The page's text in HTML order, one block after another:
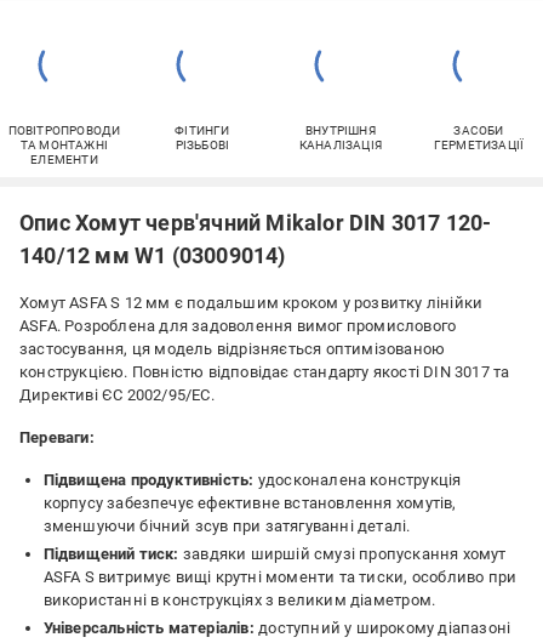
ПОВІТРОПРОВОДИ
ТА МОНТАЖНІ
ЕЛЕМЕНТИ
ФІТИНГИ
РІЗЬБОВІ
ВНУТРІШНЯ
КАНАЛІЗАЦІЯ
ЗАСОБИ
ГЕРМЕТИЗАЦІЇ
Опис Хомут черв'ячний Mikalor DIN 3017 120-
140/12 мм W1 (03009014)
Хомут ASFA S 12 мм є подальшим кроком у розвитку лінійки
ASFA. Розроблена для задоволення вимог промислового
застосування, ця модель відрізняється оптимізованою
конструкцією. Повністю відповідає стандарту якості DIN 3017 та
Директиві ЄС 2002/95/EC.
Переваги:
Підвищена продуктивність: удосконалена конструкція
корпусу забезпечує ефективне встановлення хомутів,
зменшуючи бічний зсув при затягуванні деталі.
Підвищений тиск: завдяки ширшій смузі пропускання хомут
ASFA S витримує вищі крутні моменти та тиски, особливо при
використанні в конструкціях з великим діаметром.
Універсальність матеріалів: доступний у широкому діапазоні